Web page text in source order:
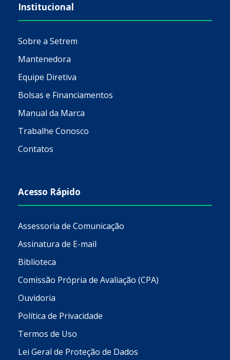
Institucional
Sobre a Setrem
Mantenedora
Equipe Diretiva
Bolsas e Financiamentos
Manual da Marca
Trabalhe Conosco
Contatos
Acesso Rápido
Assessoria de Comunicação
Assinatura de E-mail
Biblioteca
Comissão Própria de Avaliação (CPA)
Ouvidoria
Política de Privacidade
Termos de Uso
Lei Geral de Proteção de Dados